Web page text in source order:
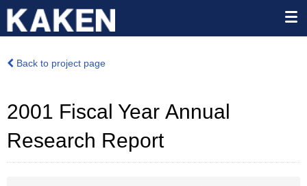
Back to project page
2001 Fiscal Year Annual
Research Report